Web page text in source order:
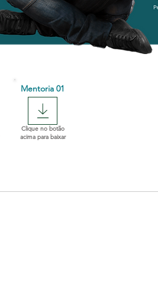
Mentoria 01
Clique no botão
acima para baixar